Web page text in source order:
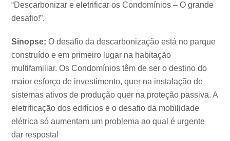
“Descarbonizar e eletrificar os Condomínios – O grande
desafio!”.
Sinopse: O desafio da descarbonização está no parque
construído e em primeiro lugar na habitação
multifamiliar. Os Condomínios têm de ser o destino do
maior esforço de investimento, quer na instalação de
sistemas ativos de produção quer na proteção passiva. A
eletrificação dos edifícios e o desafio da mobilidade
elétrica só aumentam um problema ao qual é urgente
dar resposta!